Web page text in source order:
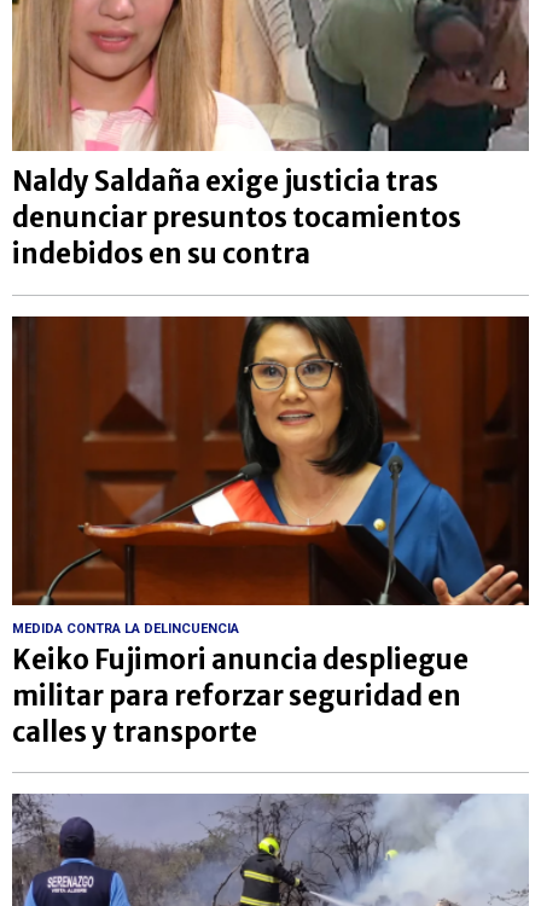
Naldy Saldaña exige justicia tras
denunciar presuntos tocamientos
indebidos en su contra
MEDIDA CONTRA LA DELINCUENCIA
Keiko Fujimori anuncia despliegue
militar para reforzar seguridad en
calles y transporte